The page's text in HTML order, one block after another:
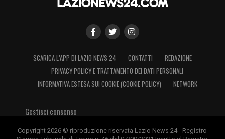
SCARICA L’APP DI LAZIO NEWS 24 CONTATTI
REDAZIONE
PRIVACY POLICY E TRATTAMENTO DEI DATI PERSONALI
INFORMATIVA ESTESA SUI COOKIE (COOKIE POLICY)
NETWORK
Gestisci consenso
Copyright 2026 © riproduzione riservata Lazio News 24 - Registro